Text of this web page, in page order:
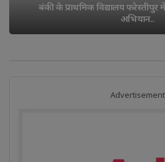
बंकी के प्राथमिक विद्यालय
अभियान..
Advertisement